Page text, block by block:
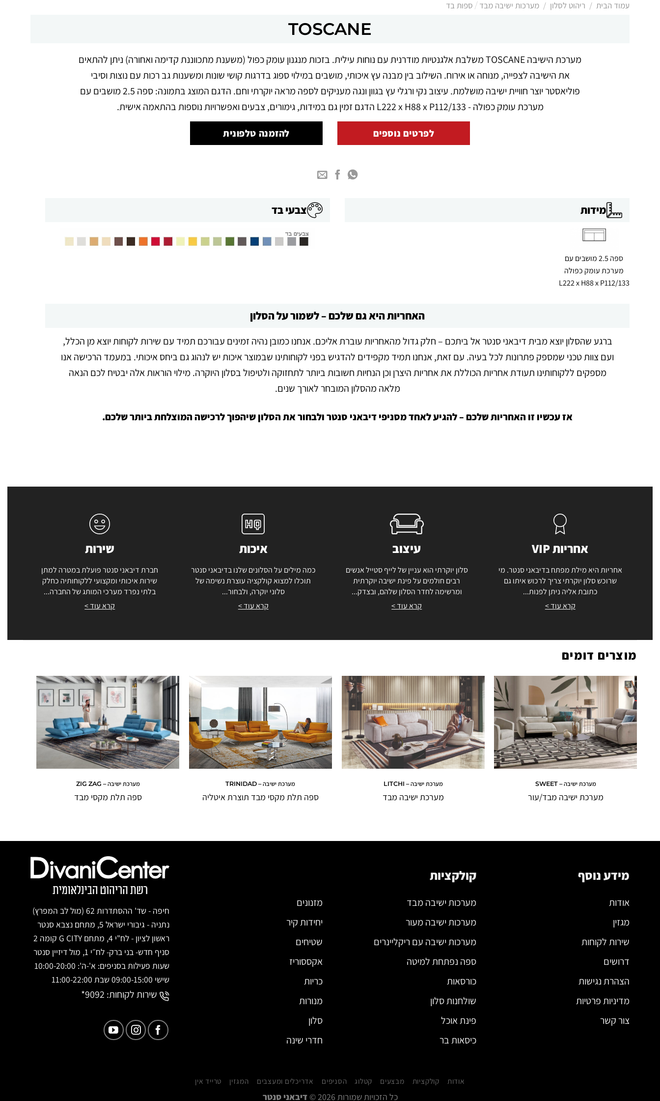
עמוד הבית / ריהוט לסלון / מערכות ישיבה מבד / ספות בד
TOSCANE
מערכת הישיבה TOSCANE משלבת אלגנטיות מודרנית עם נוחות עילית. בזכות מנגנון עומק כפול (משענת מתכווננת קדימה ואחורה) ניתן להתאים
את הישיבה לצפייה, מנוחה או אירוח. השילוב בין מבנה עץ איכותי, מושבים במילוי ספוג בדרגות קושי שונות ומשענות גב רכות עם נוצות וסיבי
פוליאסטר יוצר חוויית ישיבה מושלמת. עיצוב נקי ורגלי עץ בגוון ונגה מעניקים לספה מראה יוקרתי וחם. הדגם המוצג בתמונה: ספה 2.5 מושבים עם
מערכת עומק כפולה - L222 x H88 x P112/133 הדגם זמין גם במידות, גימורים, צבעים ואפשרויות נוספות בהתאמה אישית.
לפרטים נוספים להזמנה טלפונית
מידות
ספה 2.5 מושבים עם
מערכת עומק כפולה
L222 x H88 x P112/133
צבעי בד
האחריות היא גם שלכם – לשמור על הסלון
ברגע שהסלון יוצא מבית דיבאני סנטר אל ביתכם – חלק גדול מהאחריות עוברת אליכם. אנחנו כמובן נהיה זמינים עבורכם תמיד עם שירות לקוחות יוצא מן הכלל,
ועם צוות טכני שמספק פתרונות לכל בעיה. עם זאת, אנחנו תמיד מקפידים להדגיש בפני לקוחותינו שבמוצר איכות יש לנהוג גם ביחס איכותי. במעמד הרכישה אנו
מספקים ללקוחותינו תעודת אחריות הכוללת את אחריות היצרן וכן הנחיות חשובות ביותר לתחזוקה ולטיפול בסלון היוקרה. מילוי הוראות אלה יבטיח לכם הנאה
מלאה מהסלון המובחר לאורך שנים.
אז עכשיו זו האחריות שלכם – להגיע לאחד מסניפי דיבאני סנטר ולבחור את הסלון שיהפוך לרכישה המוצלחת ביותר שלכם.
אחריות VIP
אחריות היא מילת מפתח בדיבאני סנטר. מי
שרוכש סלון יוקרתי צריך לרכוש איתו גם
כתובת אליה ניתן לפנות...
קרא עוד >
עיצוב
סלון יוקרתי הוא עניין של לייף סטייל אנשים
רבים חולמים על פינת ישיבה יוקרתית
ומרשימה לחדר הסלון שלהם, ובצדק...
קרא עוד >
איכות
כמה מילים על הסלונים שלנו בדיבאני סנטר
תוכלו למצוא קולקציה עוצרת נשימה של
סלוני יוקרה, ולבחור...
קרא עוד >
שירות
חברת דיבאני סנטר פועלת במטרה למתן
שירות איכותי ומקצועי ללקוחותיה כחלק
בלתי נפרד מערכי המותג של החברה...
קרא עוד >
מוצרים דומים
מערכת ישיבה – SWEET
מערכת ישיבה מבד/עור
מערכת ישיבה – LITCHI
מערכת ישיבה מבד
מערכת ישיבה – TRINIDAD
ספה תלת מקסי מבד תוצרת איטליה
מערכת ישיבה – ZIG ZAG
ספה תלת מקסי מבד
מידע נוסף
אודות
מגזין
שירות לקוחות
דרושים
הצהרת נגישות
מדיניות פרטיות
צור קשר
קולקציות
מערכות ישיבה מבד
מערכות ישיבה מעור
מערכות ישיבה עם ריקליינרים
ספה נפתחת למיטה
כורסאות
שולחנות סלון
פינת אוכל
כיסאות בר
מזנונים
יחידות קיר
שטיחים
אקססוריז
כריות
מנורות
סלון
חדרי שינה
חיפה - שד' ההסתדרות 62 (מול לב המפרץ)
נתניה - גיבורי ישראל 5, מתחם נצבא סנטר
ראשון לציון - לח"י 4, מתחם G CITY קומה 2
סניף חדש- בני ברק- לח״י 1, מול דיזיין סנטר
שעות פעילות בסניפים: א'-ה': 10:00-20:00
שישי 09:00-15:00 שבת 11:00-22:00
שירות לקוחות: 9092*
אודות קולקציות מבצעים קטלוג הסניפים אדריכלים ומעצבים המגזין טרייד אין
כל הזכויות שמורות 2026 © דיבאני סנטר